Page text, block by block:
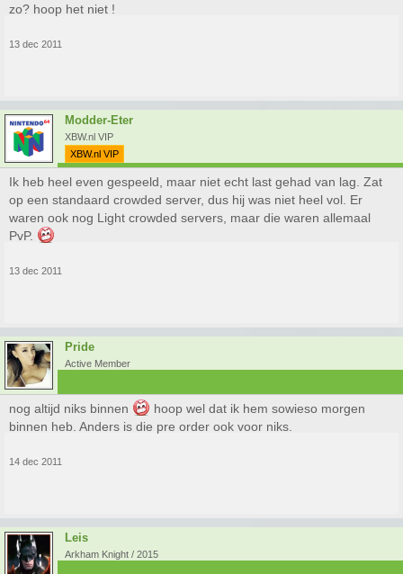
zo? hoop het niet !
13 dec 2011
Modder-Eter
XBW.nl VIP
XBW.nl VIP
Ik heb heel even gespeeld, maar niet echt last gehad van lag. Zat
op een standaard crowded server, dus hij was niet heel vol. Er
waren ook nog Light crowded servers, maar die waren allemaal
PvP.
13 dec 2011
Pride
Active Member
nog altijd niks binnen
hoop wel dat ik hem sowieso morgen
binnen heb. Anders is die pre order ook voor niks.
14 dec 2011
Leis
Arkham Knight / 2015